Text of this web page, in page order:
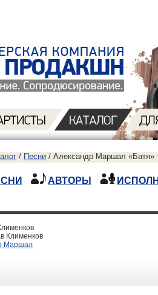
/ Песни / Александр Маршал «Батя»
АВТОРЫ
Клименков
Маршал